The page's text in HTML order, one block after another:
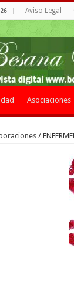
Aviso Legal
Asociaciones
/